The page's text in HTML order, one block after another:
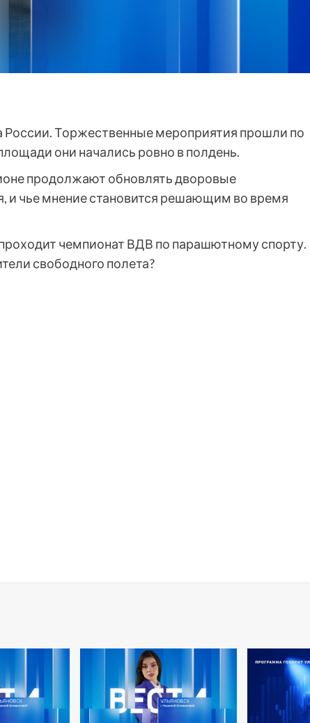
России. Торжественные мероприятия прошли по
они начались ровно в полдень.
продолжают обновлять дворовые
и чье мнение становится решающим во время
чемпионат ВДВ по парашютному спорту.
свободного полета?